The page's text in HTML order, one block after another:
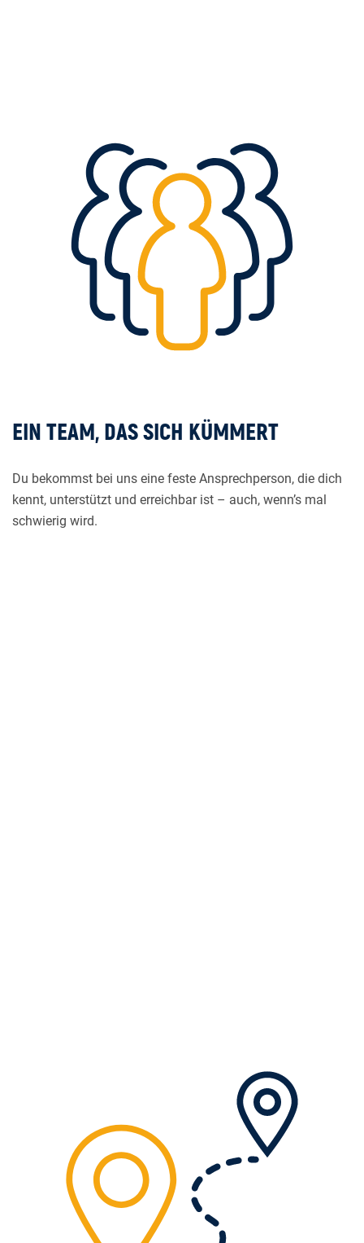
EIN TEAM, DAS SICH KÜMMERT
Du bekommst bei uns eine feste Ansprechperson, die dich
kennt, unterstützt und erreichbar ist – auch, wenn’s mal
schwierig wird.